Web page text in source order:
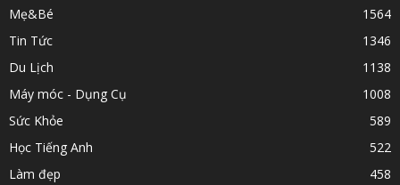
Mẹ&Bé
1564
Tin Tức
1346
Du Lịch
1138
Máy móc - Dụng Cụ
1008
Sức Khỏe
589
Học Tiếng Anh
522
Làm đẹp
458